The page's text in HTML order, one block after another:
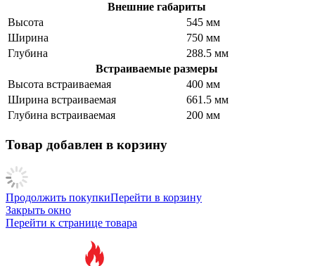
Внешние габариты
Высота
545 мм
Ширина
750 мм
Глубина
288.5 мм
Встраиваемые размеры
Высота встраиваемая
400 мм
Ширина встраиваемая
661.5 мм
Глубина встраиваемая
200 мм
Товар добавлен в корзину
Продолжить покупкиПерейти в корзину
Закрыть окно
Перейти к странице товара